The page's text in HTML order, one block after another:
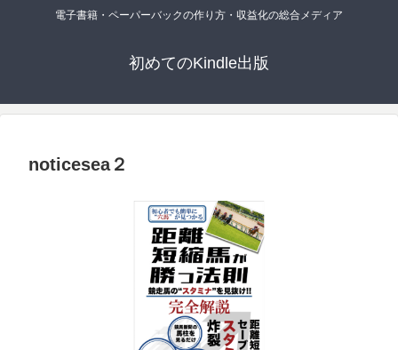
電子書籍・ペーパーバックの作り方・収益化の総合メディア
初めてのKindle出版
noticesea２